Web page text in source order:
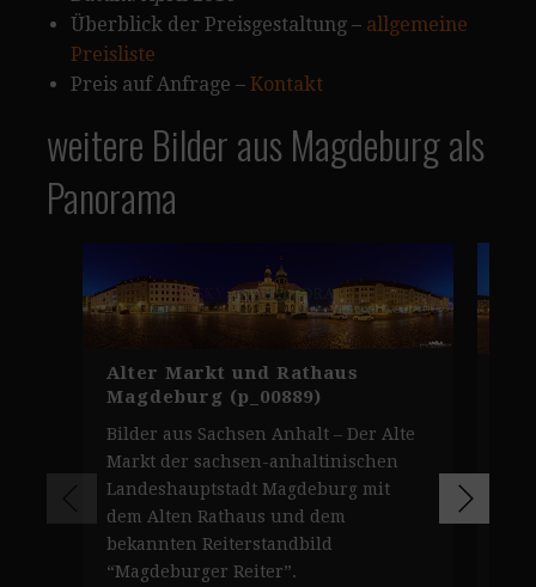
Überblick der Preisgestaltung – allgemeine
Preisliste
Preis auf Anfrage – Kontakt
weitere Bilder aus Magdeburg als
Panorama
Alter Markt und Rathaus
Magdeburg (p_00889)
Bilder aus Sachsen Anhalt – Der Alte
Markt der sachsen-anhaltinischen
Landeshauptstadt Magdeburg mit
dem Alten Rathaus und dem
bekannten Reiterstandbild
“Magdeburger Reiter”.